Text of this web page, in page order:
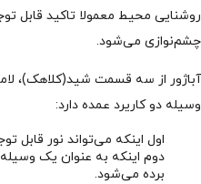
روشنایی محیط معمولا تاکید قابل
چشم‌نوازی می‌شود.
آباژور از سه قسمت شید(کلاهک)،
وسیله دو کاریرد عمده دارد:
اول اینکه می‌تواند نور قابل
دوم اینکه به عنوان یک
برده می‌شود.